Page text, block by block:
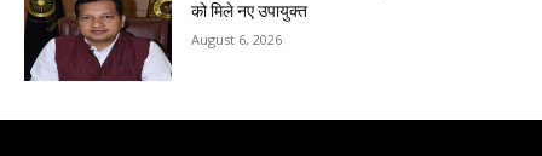
को मिले नए उपायुक्त
August 6, 2026